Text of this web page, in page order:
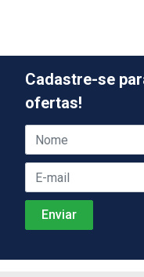
Cadastre-se
ofertas!